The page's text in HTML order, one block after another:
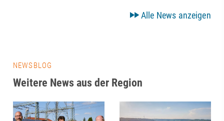
Alle News anzeigen
NEWSBLOG
Weitere News aus der Region